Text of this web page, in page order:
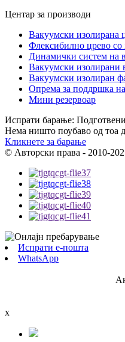
Центар за производи
Вакуумски изолирана
Флексибилно црево со
Динамички систем на
Вакуумски изолирани
Вакуумски изолиран
Опрема за поддршка
Мини резервоар
Испрати барање:
Нема ништо поубаво од тоа
Кликнете за барање
© Авторски права - 2010-
Испрати е-пошта
WhatsApp
x